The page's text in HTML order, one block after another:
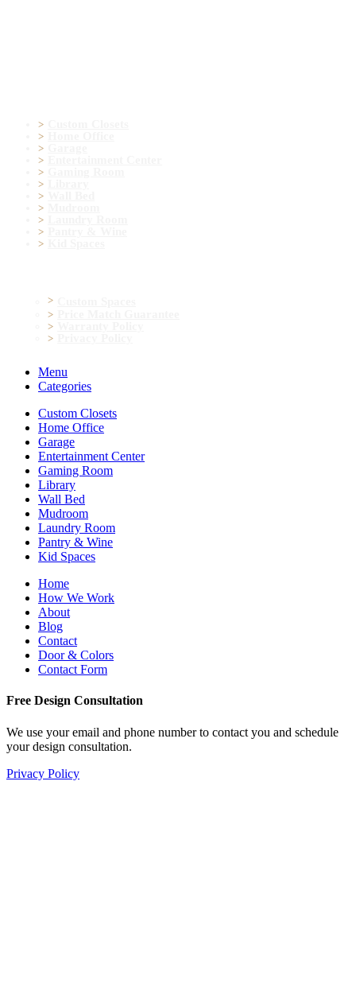
Menu
Categories
Custom Closets
Home Office
Garage
Entertainment Center
Gaming Room
Library
Wall Bed
Mudroom
Laundry Room
Pantry & Wine
Kid Spaces
Home
How We Work
About
Blog
Contact
Door & Colors
Contact Form
Free Design Consultation
We use your email and phone number to contact you and schedule
your design consultation.
Privacy Policy